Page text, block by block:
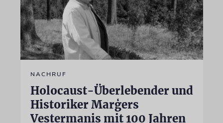
NACHRUF
Holocaust-Überlebender und
Historiker Marģers
Vestermanis mit 100 Jahren